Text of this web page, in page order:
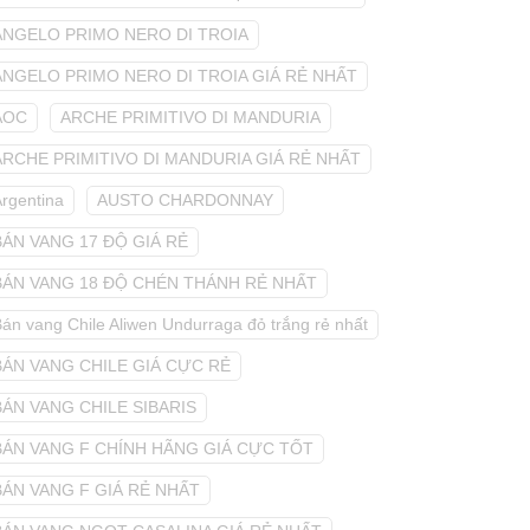
PRIMO NERO DI TROIA
PRIMO NERO DI TROIA GIÁ RẺ NHẤT
ARCHE PRIMITIVO DI MANDURIA
PRIMITIVO DI MANDURIA GIÁ RẺ NHẤT
AUSTO CHARDONNAY
VANG 17 ĐỘ GIÁ RẺ
VANG 18 ĐỘ CHÉN THÁNH RẺ NHẤT
vang Chile Aliwen Undurraga đỏ trắng rẻ nhất
VANG CHILE GIÁ CỰC RẺ
VANG CHILE SIBARIS
VANG F CHÍNH HÃNG GIÁ CỰC TỐT
VANG F GIÁ RẺ NHẤT